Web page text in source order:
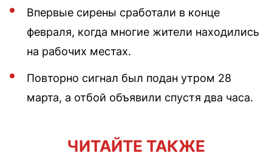
Впервые сирены сработали в конце
февраля, когда многие жители находились
на рабочих местах.
Повторно сигнал был подан утром 28
марта, а отбой объявили спустя два часа.
ЧИТАЙТЕ ТАКЖЕ